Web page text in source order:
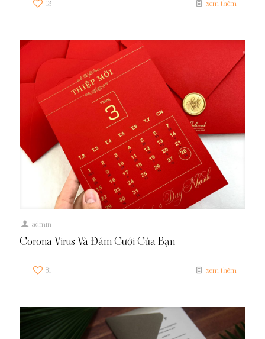
13 xem thêm
admin
Corona Virus Và Đám Cưới Của Bạn
81 xem thêm